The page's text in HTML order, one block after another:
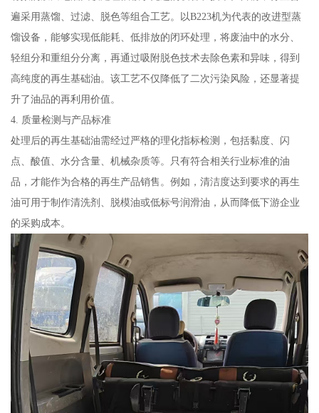
遍采用蒸馏、过滤、脱色等组合工艺。以B223机为代表的改进型蒸
馏设备，能够实现低能耗、低排放的闭环处理，将废油中的水分、
轻组分和重组分分离，再通过吸附脱色技术去除色素和异味，得到
高纯度的再生基础油。该工艺不仅降低了二次污染风险，还显著提
升了油品的再利用价值。
4. 质量检测与产品标准
处理后的再生基础油需经过严格的理化指标检测，包括黏度、闪
点、酸值、水分含量、机械杂质等。只有符合相关行业标准的油
品，才能作为合格的再生产品销售。例如，清洁度达到要求的再生
油可用于制作清洗剂、脱模油或低标号润滑油，从而降低下游企业
的采购成本。